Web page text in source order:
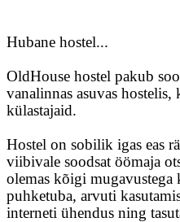
Hubane hostel...
OldHouse hostel pakub
vanalinnas asuvas hostelis,
külastajaid.
Hostel on sobilik igas eas
viibivale soodsat öömaja
olemas kõigi
puhketuba, arvuti
interneti ühendus ning